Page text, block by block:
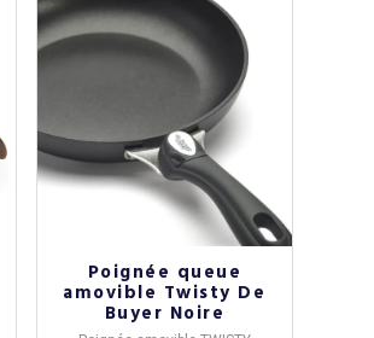
Poignée queue
amovible Twisty De
Buyer Noire